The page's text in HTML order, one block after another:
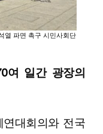
열 파면 촉구 시민사회단
여 일간 광장의
대회의와 전국